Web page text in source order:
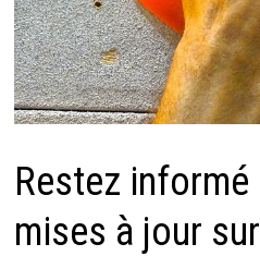
Restez
mises à jour